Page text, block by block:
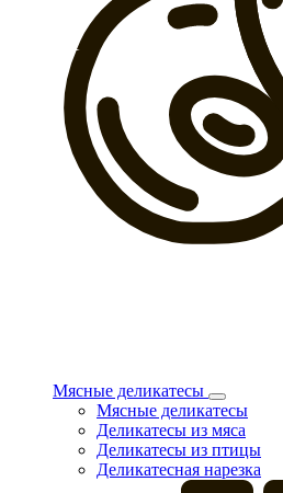
Мясные деликатесы
Мясные деликатесы
Деликатесы из мяса
Деликатесы из птицы
Деликатесная нарезка